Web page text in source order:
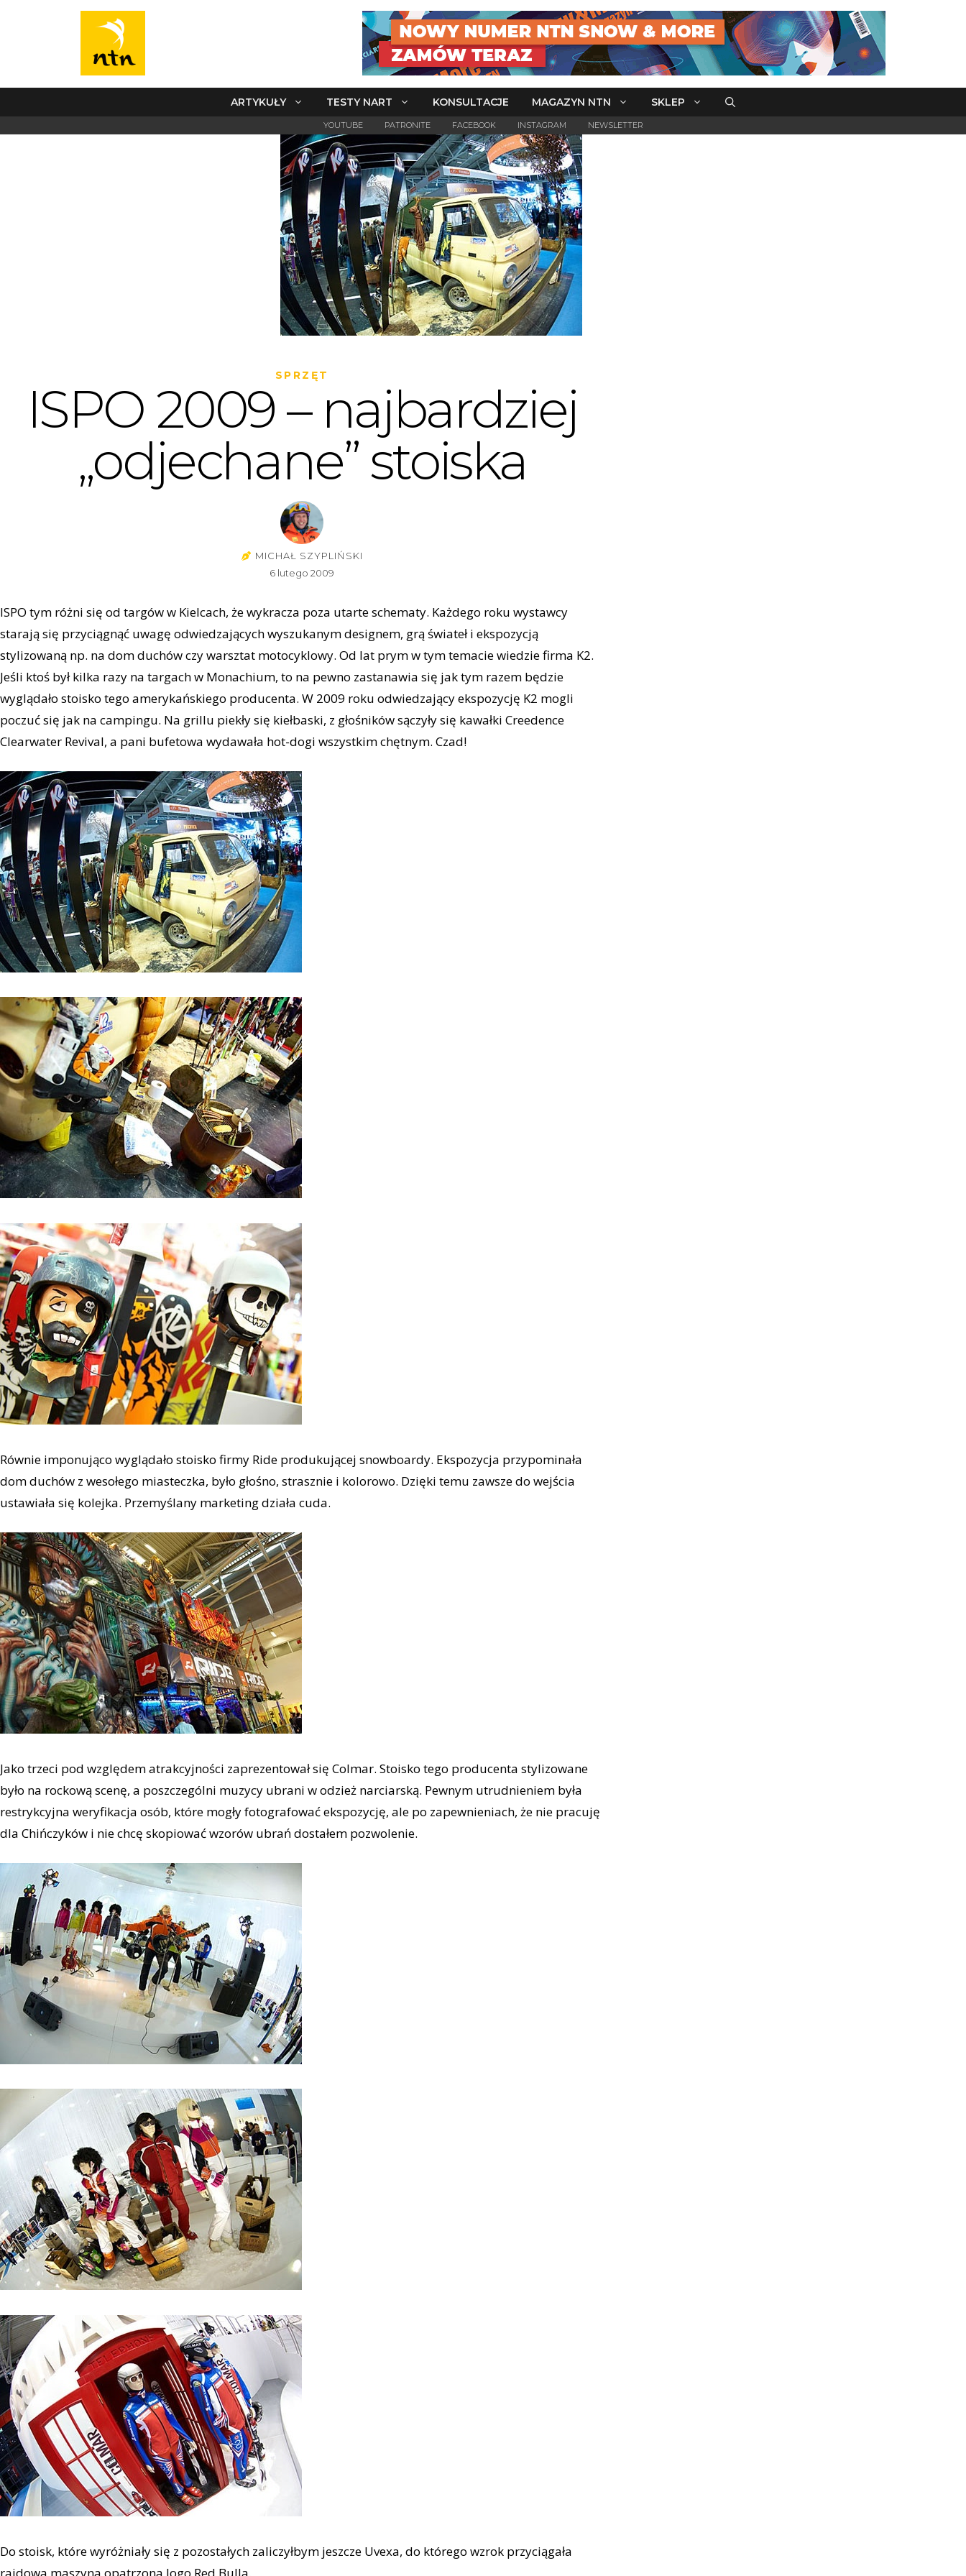
ARTYKUŁY TESTY NART KONSULTACJE MAGAZYN NTN SKLEP
YOUTUBE PATRONITE FACEBOOK INSTAGRAM NEWSLETTER
SPRZĘT
ISPO 2009 – najbardziej
„odjechane” stoiska
MICHAŁ SZYPLIŃSKI
6 lutego 2009
ISPO tym różni się od targów w Kielcach, że wykracza poza utarte schematy. Każdego roku wystawcy
starają się przyciągnąć uwagę odwiedzających wyszukanym designem, grą świateł i ekspozycją
stylizowaną np. na dom duchów czy warsztat motocyklowy. Od lat prym w tym temacie wiedzie firma K2.
Jeśli ktoś był kilka razy na targach w Monachium, to na pewno zastanawia się jak tym razem będzie
wyglądało stoisko tego amerykańskiego producenta. W 2009 roku odwiedzający ekspozycję K2 mogli
poczuć się jak na campingu. Na grillu piekły się kiełbaski, z głośników sączyły się kawałki Creedence
Clearwater Revival, a pani bufetowa wydawała hot-dogi wszystkim chętnym. Czad!
Równie imponująco wyglądało stoisko firmy Ride produkującej snowboardy. Ekspozycja przypominała
dom duchów z wesołego miasteczka, było głośno, strasznie i kolorowo. Dzięki temu zawsze do wejścia
ustawiała się kolejka. Przemyślany marketing działa cuda.
Jako trzeci pod względem atrakcyjności zaprezentował się Colmar. Stoisko tego producenta stylizowane
było na rockową scenę, a poszczególni muzycy ubrani w odzież narciarską. Pewnym utrudnieniem była
restrykcyjna weryfikacja osób, które mogły fotografować ekspozycję, ale po zapewnieniach, że nie pracuję
dla Chińczyków i nie chcę skopiować wzorów ubrań dostałem pozwolenie.
Do stoisk, które wyróżniały się z pozostałych zaliczyłbym jeszcze Uvexa, do którego wzrok przyciągała